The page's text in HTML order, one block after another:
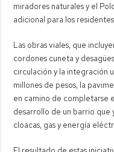
miradores naturales y el
adicional para los
Las obras viales, que
cordones cuneta y
circulación y la integración
millones de pesos, la
en camino de completarse
desarrollo de un barrio que
cloacas, gas y energía